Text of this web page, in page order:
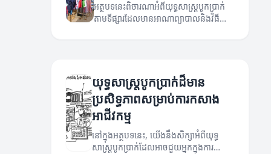
អត្ថបទនេះពិចារណាអំពីយុទ្ធសាស្ត្របូកប្រាក់
តាមទីផ្សារដែលមានអាណាព្យាបាលនិងវិធី
យុទ្ធសាស្ត្របូកប្រាក់ដ៏មាន
ប្រសិទ្ធភាពសម្រាប់ការកសាង
អាជីវកម្ម
នៅក្នុងអត្ថបទនេះ, យើងនឹងសិក្សាអំពីយុទ្ធ
សាស្ត្របូកប្រាក់ដែលអាចជួយអ្នកក្នុងការ